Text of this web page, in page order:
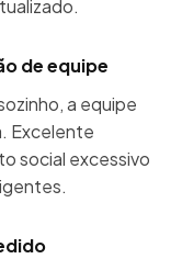
de equipe
a equipe
Excelente
social excessivo